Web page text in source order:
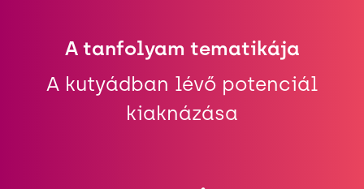
A tanfolyam tematikája
A kutyádban lévő potenciál
kiaknázása